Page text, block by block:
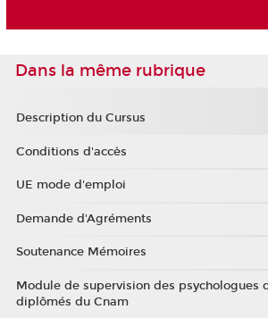
Dans la même rubrique
Description du Cursus
Conditions d'accès
UE mode d'emploi
Demande d'Agréments
Soutenance Mémoires
Module de supervision des psychologues
diplômés du Cnam